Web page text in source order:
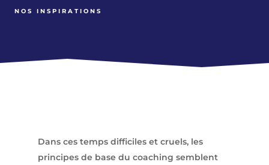
NOS INSPIRATIONS
Dans ces temps difficiles et cruels, les
principes de base du coaching semblent